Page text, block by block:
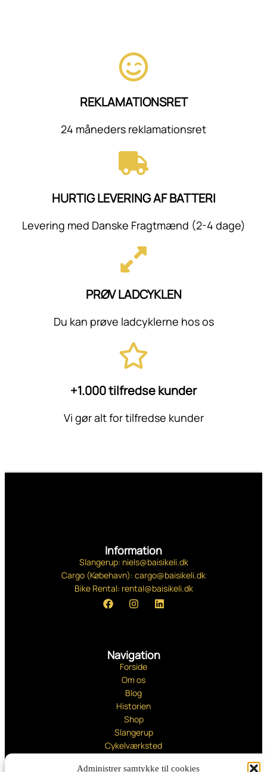
Administrer samtykke til cookies
REKLAMATIONSRET
24 måneders reklamationsret
HURTIG LEVERING AF BATTERI
Levering med Danske Fragtmænd (2-4 dage)
PRØV LADCYKLEN
Du kan prøve ladcyklerne hos os
+1.000 tilfredse kunder
Vi gør alt for tilfredse kunder
Information
Slangerup: niels@baisikeli.dk
Cargo (Købehavn): cargo@baisikeli.dk
Bike Rental: rental@baisikeli.dk
Navigation
Forside
Om os
Blog
Historien
Shop
Slangerup
Cykelværksted